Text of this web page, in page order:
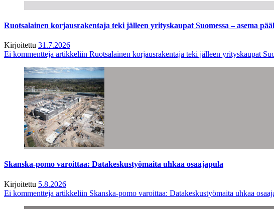
Ruotsalainen korjausrakentaja teki jälleen yrityskaupat Suomessa – asema
Kirjoitettu 31.7.2026
Ei kommentteja artikkeliin Ruotsalainen korjausrakentaja teki jälleen yrityskaupat
Skanska-pomo varoittaa: Datakeskustyömaita uhkaa osaajapula
Kirjoitettu 5.8.2026
Ei kommentteja artikkeliin Skanska-pomo varoittaa: Datakeskustyömaita uhkaa